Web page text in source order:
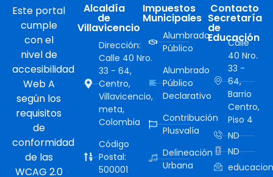
Este portal
cumple
con el
nivel de
accesibilidad
Web A
según los
requisitos
de
conformidad
de las
WCAG 2.0
Alcaldía
de
Villavicencio
Dirección:
Calle 40 Nro.
33 - 64,
Centro,
Villavicencio,
meta,
Colombia
Código
Postal:
500001
Impuestos
Municipales
Alumbrado
Público
Alumbrado
Público
Declarativo
Contribución
Plusvalía
Delineación
Urbana
Contacto
Secretaría
de
Educación
Calle
40 Nro.
33 -
64,
Barrio
Centro,
Piso 4
ND
ND